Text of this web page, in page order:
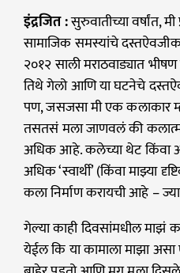
इंद्रजित :सुरुवातीच्या वर्षांत,
सामाजिक समस्यांचे
२०१२ साली मराठवाड्यात
तिथे गेलो आणि या घटनेचे
पण, जसजसा मी एक कलाकार
तसतसं मला जाणवलं की
अधिक आहे. कलेच्या थेट किंवा
अधिक ‘स्वार्थी’ (किंवा माझ्या
कला निर्माण करायची आहे –
गेल्या काही दिवसांमधील माझं
येईल कि या कामाला माझा